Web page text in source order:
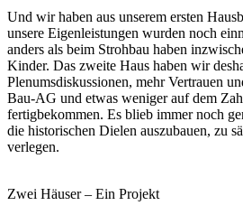
Und wir haben aus unserem ersten
unsere Eigenleistungen wurden noch
anders als beim Strohbau haben
Kinder. Das zweite Haus haben wir
Plenumsdiskussionen, mehr Vertrauen
Bau-AG und etwas weniger auf dem
fertigbekommen. Es blieb immer noch
die historischen Dielen auszubauen, zu
verlegen.
Zwei Häuser – Ein Projekt